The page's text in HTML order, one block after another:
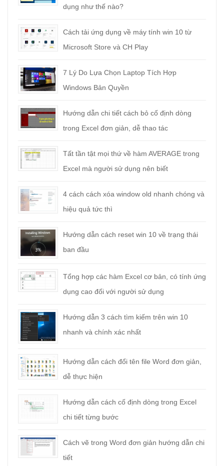
dụng như thế nào?
Cách tải ứng dụng về máy tính win 10 từ
Microsoft Store và CH Play
7 Lý Do Lựa Chọn Laptop Tích Hợp
Windows Bản Quyền
Hướng dẫn chi tiết cách bỏ cố định dòng
trong Excel đơn giản, dễ thao tác
Tất tần tật mọi thứ về hàm AVERAGE trong
Excel mà người sử dụng nên biết
4 cách cách xóa window old nhanh chóng và
hiệu quả tức thì
Hướng dẫn cách reset win 10 về trạng thái
ban đầu
Tổng hợp các hàm Excel cơ bản, có tính ứng
dụng cao đối với người sử dụng
Hướng dẫn 3 cách tìm kiếm trên win 10
nhanh và chính xác nhất
Hướng dẫn cách đổi tên file Word đơn giản,
dễ thực hiện
Hướng dẫn cách cố định dòng trong Excel
chi tiết từng bước
Cách vẽ trong Word đơn giản hướng dẫn chi
tiết